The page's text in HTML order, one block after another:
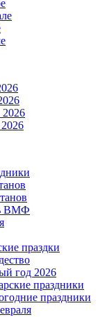
ВМФ
праздки
год 2026
праздники
праздники